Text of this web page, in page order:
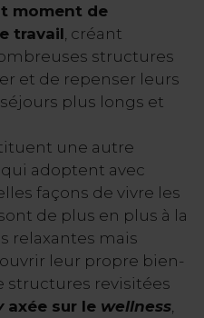
moment de
travail , créant
structures
et de repenser leurs
plus longs et
une autre
adoptent avec
façons de vivre les
de plus en plus à la
relaxantes mais
leur propre bien-
structures revisitées
axée sur le wellness